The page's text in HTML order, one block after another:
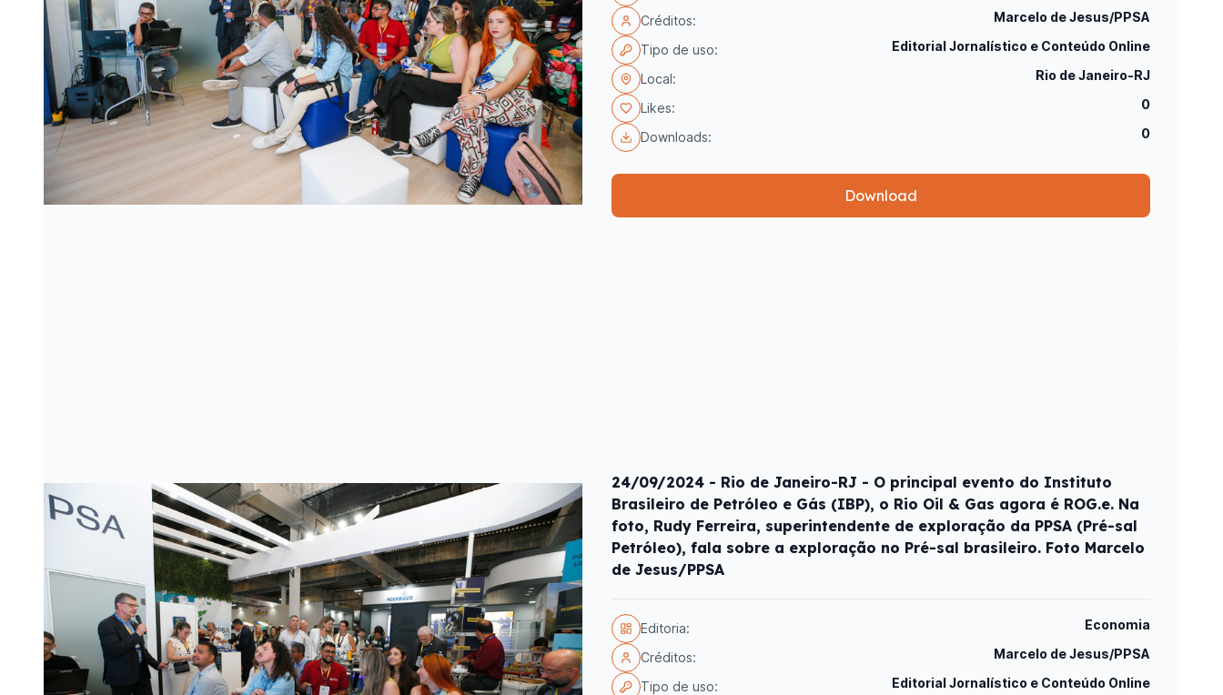
Créditos: Marcelo de Jesus/PPSA
Tipo de uso: Editorial Jornalístico e Conteúdo Online
Local: Rio de Janeiro-RJ
Likes: 0
Downloads: 0
Download
24/09/2024 - Rio de Janeiro-RJ - O principal evento do Instituto
Brasileiro de Petróleo e Gás (IBP), o Rio Oil & Gas agora é ROG.e. Na
foto, Rudy Ferreira, superintendente de exploração da PPSA (Pré-sal
Petróleo), fala sobre a exploração no Pré-sal brasileiro. Foto Marcelo
de Jesus/PPSA
Editoria: Economia
Créditos: Marcelo de Jesus/PPSA
Tipo de uso: Editorial Jornalístico e Conteúdo Online